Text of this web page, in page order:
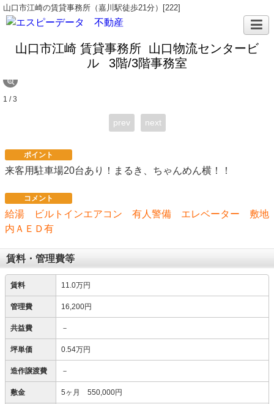
山口市江崎の賃貸事務所（嘉川駅徒歩21分）[222]
山口市江崎 賃貸事務所 山口物流センタービ
ル
3階/3階事務室
1 / 3
prev next
ポイント
来客用駐車場20台あり！まるき、ちゃんめん横！！
コメント
給湯 ビルトインエアコン 有人警備 エレベーター 敷地
内ＡＥＤ有
賃料・管理費等
賃料 11.0万円
管理費 16,200円
共益費 －
坪単価 0.54万円
造作譲渡費 －
敷金 5ヶ月 550,000円